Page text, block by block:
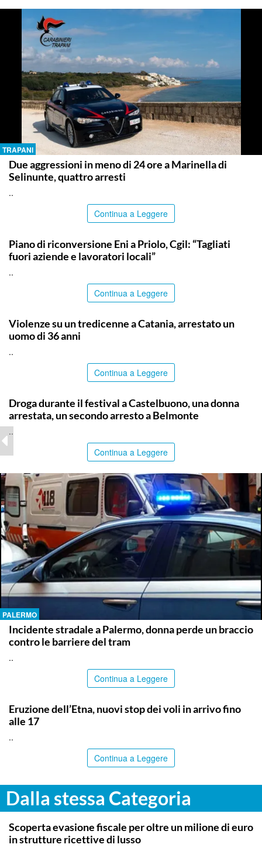
TRAPANI
Due aggressioni in meno di 24 ore a Marinella di
Selinunte, quattro arresti
..
Continua a Leggere
Piano di riconversione Eni a Priolo, Cgil: “Tagliati
fuori aziende e lavoratori locali”
..
Continua a Leggere
Violenze su un tredicenne a Catania, arrestato un
uomo di 36 anni
..
Continua a Leggere
Droga durante il festival a Castelbuono, una donna
arrestata, un secondo arresto a Belmonte
..
Continua a Leggere
PALERMO
Incidente stradale a Palermo, donna perde un braccio
contro le barriere del tram
..
Continua a Leggere
Eruzione dell’Etna, nuovi stop dei voli in arrivo fino
alle 17
..
Continua a Leggere
Dalla stessa Categoria
PALERMO
Scoperta evasione fiscale per oltre un milione di euro
in strutture ricettive di lusso